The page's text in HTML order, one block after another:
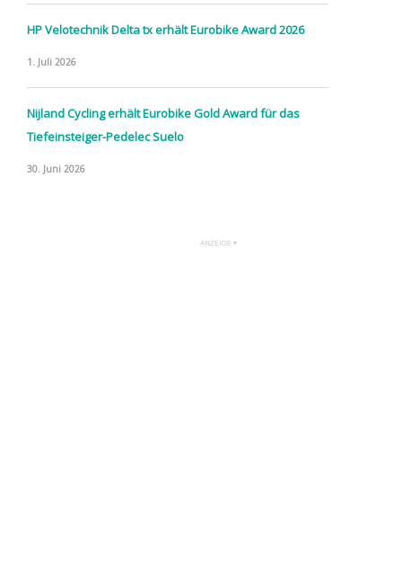
HP Velotechnik Delta tx erhält Eurobike Award 2026
1. Juli 2026
Nijland Cycling erhält Eurobike Gold Award für das
Tiefeinsteiger-Pedelec Suelo
30. Juni 2026